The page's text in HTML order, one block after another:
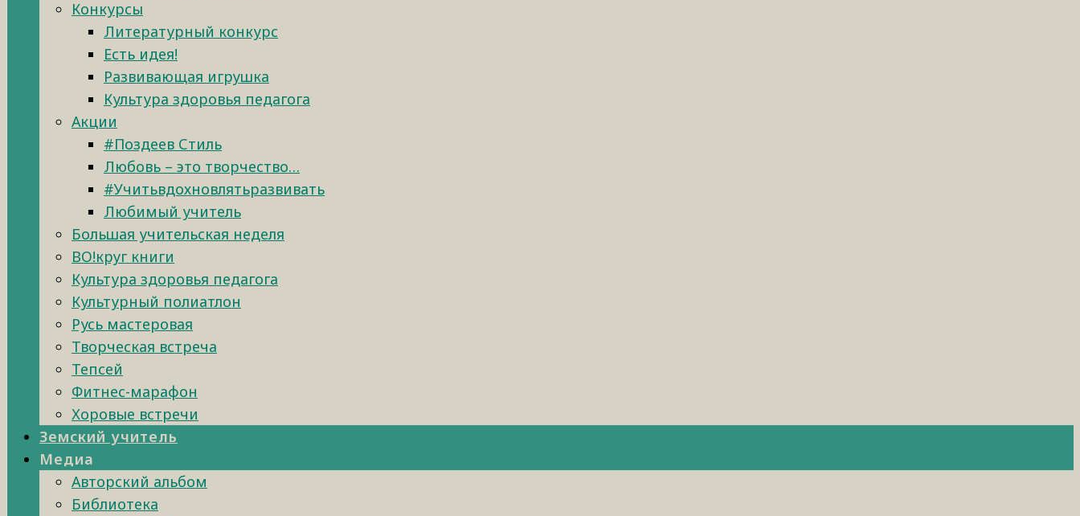
Конкурсы
Литературный конкурс
Есть идея!
Развивающая игрушка
Культура здоровья педагога
Акции
#Поздеев Стиль
Любовь – это творчество…
#Учитьвдохновлятьразвивать
Любимый учитель
Большая учительская неделя
ВО!круг книги
Культура здоровья педагога
Культурный полиатлон
Русь мастеровая
Творческая встреча
Тепсей
Фитнес-марафон
Хоровые встречи
Земский учитель
Медиа
Авторский альбом
Библиотека